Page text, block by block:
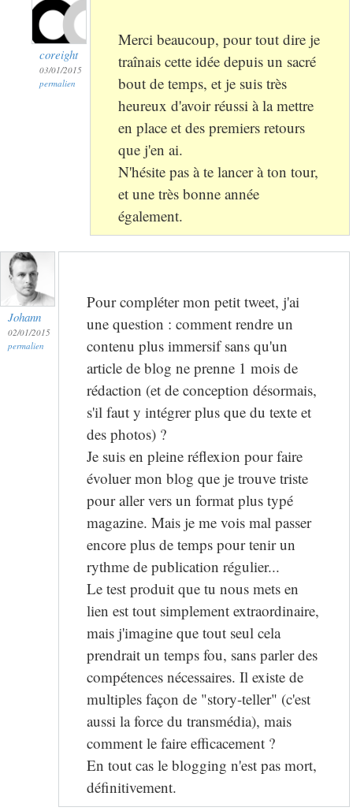
coreight
03/01/2015
permalien
Merci beaucoup, pour tout dire je
traînais cette idée depuis un sacré
bout de temps, et je suis très
heureux d'avoir réussi à la mettre
en place et des premiers retours
que j'en ai.
N'hésite pas à te lancer à ton tour,
et une très bonne année
également.
Johann
02/01/2015
permalien
Pour compléter mon petit tweet, j'ai
une question : comment rendre un
contenu plus immersif sans qu'un
article de blog ne prenne 1 mois de
rédaction (et de conception désormais,
s'il faut y intégrer plus que du texte et
des photos) ?
Je suis en pleine réflexion pour faire
évoluer mon blog que je trouve triste
pour aller vers un format plus typé
magazine. Mais je me vois mal passer
encore plus de temps pour tenir un
rythme de publication régulier...
Le test produit que tu nous mets en
lien est tout simplement extraordinaire,
mais j'imagine que tout seul cela
prendrait un temps fou, sans parler des
compétences nécessaires. Il existe de
multiples façon de "story-teller" (c'est
aussi la force du transmédia), mais
comment le faire efficacement ?
En tout cas le blogging n'est pas mort,
définitivement.